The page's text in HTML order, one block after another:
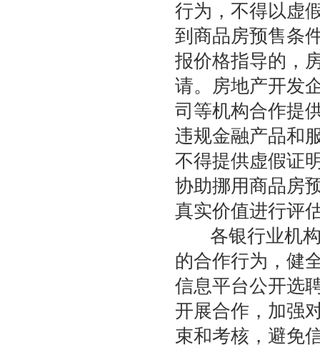
行为，不得以虚
到商品房预售条
报价格指导的，
请。房地产开发
司等机构合作提
违规金融产品和
不得提供虚假证
协助挪用商品房
真实价值进行评
各银行业机构
的合作行为，健
信息平台公开选
开展合作，加强
束和考核，避免